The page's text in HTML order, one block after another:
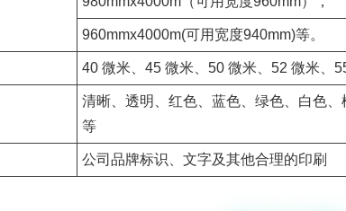
960mmx4000m(可用宽度940mm)等。
40 微米、45 微米、50 微米、52 微米、
清晰、透明、红色、蓝色、绿色、白色
等
公司品牌标识、文字及其他合理的印刷